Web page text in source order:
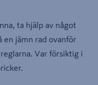
ta hjälp av något
en jämn rad ovanför
Var försiktig i